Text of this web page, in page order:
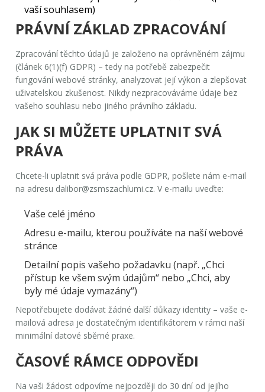
vaší souhlasem)
PRÁVNÍ ZÁKLAD ZPRACOVÁNÍ
Zpracování těchto údajů je založeno na oprávněném zájmu
(článek 6(1)(f) GDPR) – tedy na potřebě zabezpečit
fungování webové stránky, analyzovat její výkon a zlepšovat
uživatelskou zkušenost. Nikdy nezpracováváme údaje bez
vašeho souhlasu nebo jiného právního základu.
JAK SI MŮŽETE UPLATNIT SVÁ
PRÁVA
Chcete-li uplatnit svá práva podle GDPR, pošlete nám e-mail
na adresu dalibor@zsmszachlumi.cz. V e-mailu uveďte:
Vaše celé jméno
Adresu e-mailu, kterou používáte na naší webové
stránce
Detailní popis vašeho požadavku (např. „Chci
přístup ke všem svým údajům“ nebo „Chci, aby
byly mé údaje vymazány“)
Nepotřebujete dodávat žádné další důkazy identity – vaše e-
mailová adresa je dostatečným identifikátorem v rámci naší
minimální datové sběrné praxe.
ČASOVÉ RÁMCE ODPOVĚDI
Na vaši žádost odpovíme nejpozději do 30 dníod jejího